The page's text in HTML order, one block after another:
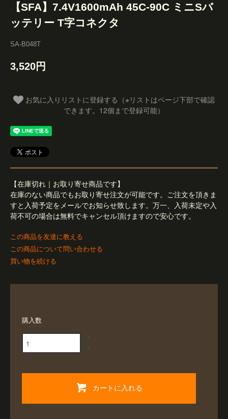
【SFA】7.4V1600mAh 45C-90C ミニSバ
ッテリー T字コネクタ
SA-B048T
3,520円
できます。12個まで登録可能）
【在庫切れ｜お取り寄せ商品です】
在庫のない商品でもお取り寄せ注文が可能です。ご注文を頂きま
すと入荷予定をメールでお知らせ致します。万一、入荷未定や入
荷不可の場合は無料でキャンセル頂けますので安心です。
この商品を友達に教える
この商品について問い合わせる
買い物を続ける
購入数
カートに入れる